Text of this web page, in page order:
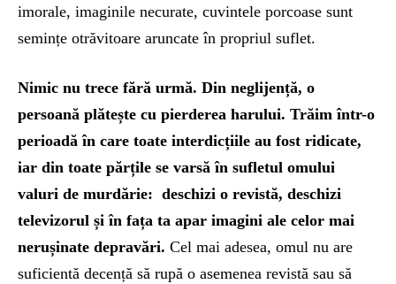
imorale, imaginile necurate, cuvintele porcoase sunt
semințe otrăvitoare aruncate în propriul suflet.
Nimic nu trece fără urmă. Din neglijență, o
persoană plătește cu pierderea harului. Trăim într-o
perioadă în care toate interdicțiile au fost ridicate,
iar din toate părțile se varsă în sufletul omului
valuri de murdărie: deschizi o revistă, deschizi
televizorul și în fața ta apar imagini ale celor mai
nerușinate depravări. Cel mai adesea, omul nu are
suficientă decență să rupă o asemenea revistă sau să